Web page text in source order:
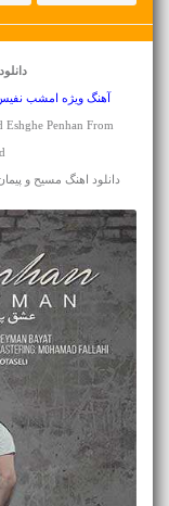
آهنگ ویژه امشب
Penhan From
دانلود اهنگ مسیح و پیمان عشق پنهان با 2 کیفیت